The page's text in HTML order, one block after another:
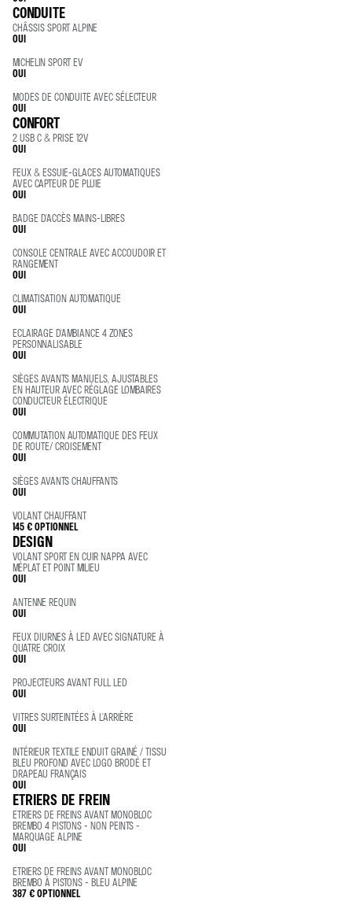
CONDUITE
CHÂSSIS SPORT ALPINE
OUI
MICHELIN SPORT EV
OUI
MODES DE CONDUITE AVEC SÉLECTEUR
OUI
CONFORT
2 USB C & PRISE 12V
OUI
FEUX & ESSUIE-GLACES AUTOMATIQUES
AVEC CAPTEUR DE PLUIE
OUI
BADGE D'ACCÈS MAINS-LIBRES
OUI
CONSOLE CENTRALE AVEC ACCOUDOIR ET
RANGEMENT
OUI
CLIMATISATION AUTOMATIQUE
OUI
ECLAIRAGE D'AMBIANCE 4 ZONES
PERSONNALISABLE
OUI
SIÈGES AVANTS MANUELS, AJUSTABLES
EN HAUTEUR AVEC RÉGLAGE LOMBAIRES
CONDUCTEUR ÉLECTRIQUE
OUI
COMMUTATION AUTOMATIQUE DES FEUX
DE ROUTE/ CROISEMENT
OUI
SIÈGES AVANTS CHAUFFANTS
OUI
VOLANT CHAUFFANT
145 €OPTIONNEL
DESIGN
VOLANT SPORT EN CUIR NAPPA AVEC
MÉPLAT ET POINT MILIEU
OUI
ANTENNE REQUIN
OUI
FEUX DIURNES À LED AVEC SIGNATURE À
QUATRE CROIX
OUI
PROJECTEURS AVANT FULL LED
OUI
VITRES SURTEINTÉES À L'ARRIÈRE
OUI
INTÉRIEUR TEXTILE ENDUIT GRAINÉ / TISSU
BLEU PROFOND AVEC LOGO BRODÉ ET
DRAPEAU FRANÇAIS
OUI
ETRIERS DE FREIN
ETRIERS DE FREINS AVANT MONOBLOC
BREMBO 4 PISTONS - NON PEINTS -
MARQUAGE ALPINE
OUI
ETRIERS DE FREINS AVANT MONOBLOC
BREMBO À PISTONS - BLEU ALPINE
387 €OPTIONNEL